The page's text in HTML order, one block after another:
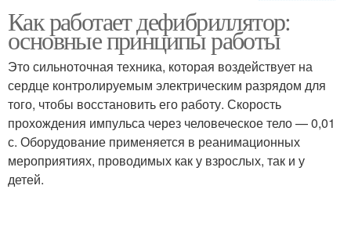
Работы с
дефибриллятором
Как работает дефибриллятор:
основные принципы работы
Это сильноточная техника, которая воздействует на
сердце контролируемым электрическим разрядом для
того, чтобы восстановить его работу. Скорость
прохождения импульса через человеческое тело — 0,01
с. Оборудование применяется в реанимационных
мероприятиях, проводимых как у взрослых, так и у
детей.